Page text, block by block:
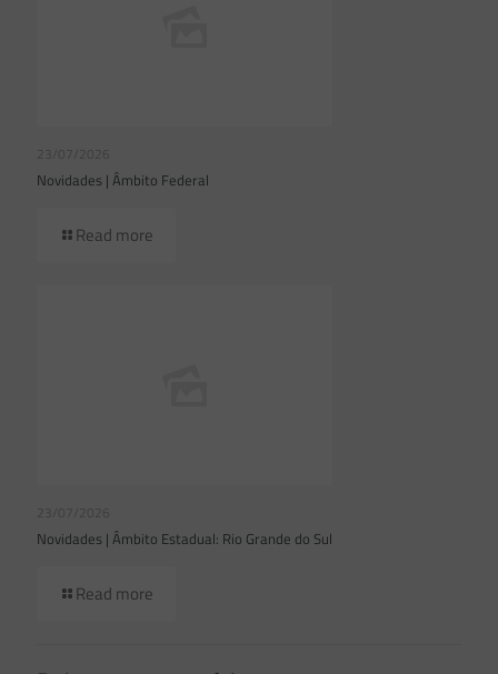
23/07/2026
Novidades | Âmbito Federal
Read more
23/07/2026
Novidades | Âmbito Estadual: Rio Grande do Sul
Read more